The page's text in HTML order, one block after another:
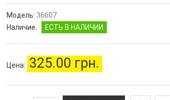
Модель: 36607
Наличие:
ЕСТЬ В НАЛИЧИИ
Цена: 325.00 грн.